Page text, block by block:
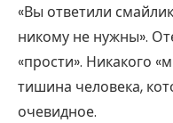
«Вы ответили
никому не нужны».
«прости». Никакого
тишина человека,
очевидное.